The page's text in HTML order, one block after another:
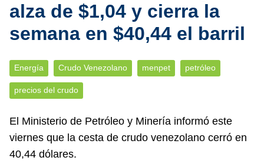
alza de $1,04 y cierra la
semana en $40,44 el barril
Energía Crudo Venezolano menpet petróleo
precios del crudo
El Ministerio de Petróleo y Minería informó este
viernes que la cesta de crudo venezolano cerró en
40,44 dólares.